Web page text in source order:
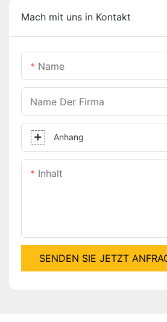
Mach mit uns in Kontakt
Name
Name Der Firma
Anhang
Inhalt
SENDEN SIE JETZT